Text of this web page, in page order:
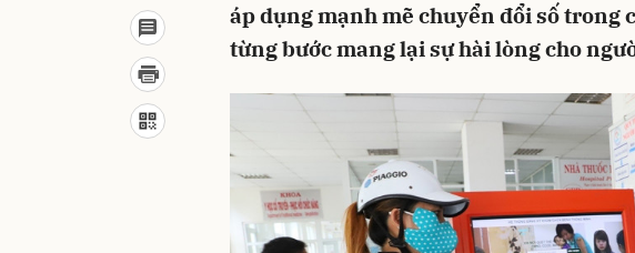
áp dụng mạnh mẽ chuyển đổi số trong
từng bước mang lại sự hài lòng cho